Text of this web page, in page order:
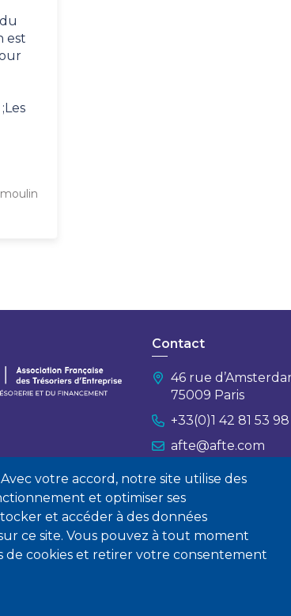
votre accord, notre site utilise des
et optimiser ses
et accéder à des données
ce site. Vous pouvez à tout moment
de cookies et retirer votre consentement
est
Contact
46 rue
75009 Paris
+33(0)1 42 81 53 98
afte@afte.com
Nous contacter